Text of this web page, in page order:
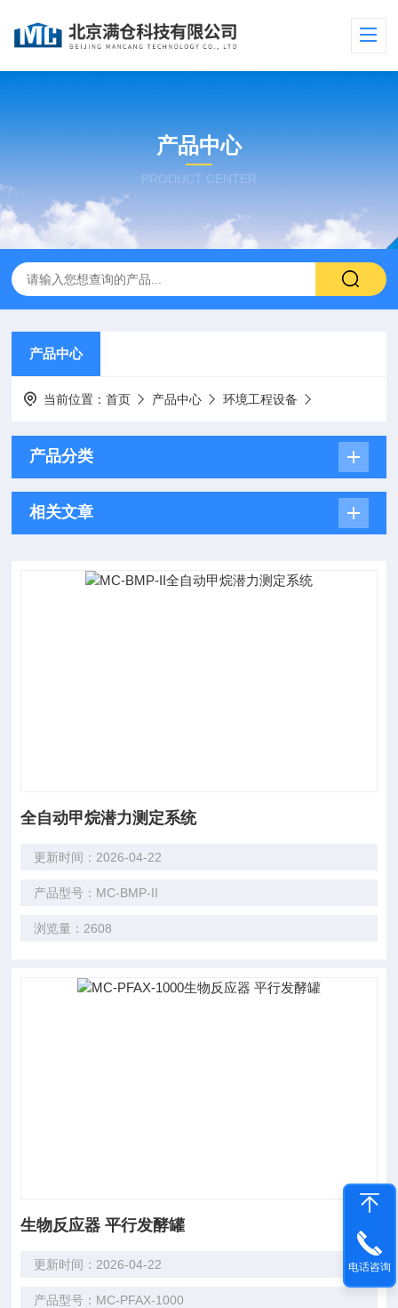
产品中心
PRODUCT CENTER
产品中心
当前位置：首页 产品中心 环境工程设备
产品分类
相关文章
全自动甲烷潜力测定系统
更新时间：2026-04-22
产品型号：MC-BMP-II
浏览量：2608
生物反应器 平行发酵罐
更新时间：2026-04-22
产品型号：MC-PFAX-1000
电话咨询